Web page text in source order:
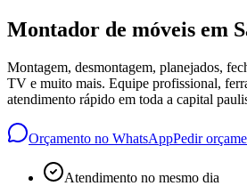
Montador de móveis em
Montagem, desmontagem, planejados,
TV e muito mais. Equipe profissional,
atendimento rápido em toda a capital
Orçamento no WhatsAppPedir
Atendimento no mesmo dia